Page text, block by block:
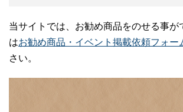
当サイトでは、お勧め商品をのせる事が
はお勧め商品・イベント掲載依頼フォー
さい。